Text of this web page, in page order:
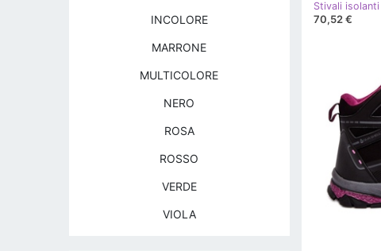
70,52 €
INCOLORE
MARRONE
MULTICOLORE
NERO
ROSA
ROSSO
VERDE
VIOLA